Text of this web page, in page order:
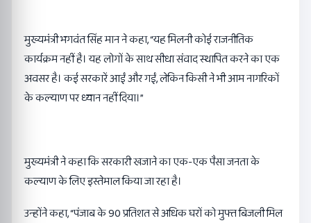
मुख्यमंत्री भगवंत सिंह मान ने कहा, “यह मिलनी कोई राजनीतिक
कार्यक्रम नहीं है। यह लोगों के साथ सीधा संवाद स्थापित करने का एक
अवसर है। कई सरकारें आईं और गईं, लेकिन किसी ने भी आम नागरिकों
के कल्याण पर ध्यान नहीं दिया।”
मुख्यमंत्री ने कहा कि सरकारी खजाने का एक-एक पैसा जनता के
कल्याण के लिए इस्तेमाल किया जा रहा है।
उन्होंने कहा, “पंजाब के 90 प्रतिशत से अधिक घरों को मुफ्त बिजली मिल